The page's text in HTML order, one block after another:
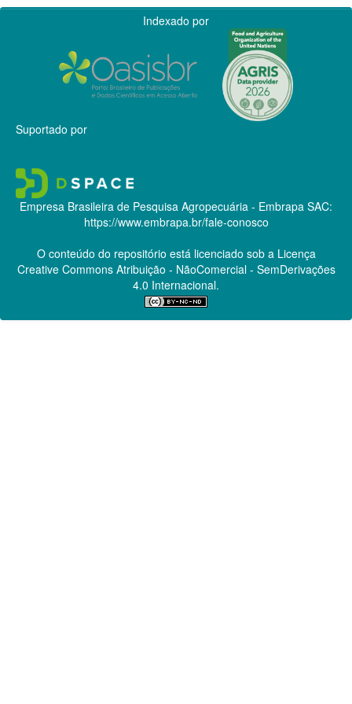
Indexado por
Suportado por
Empresa Brasileira de Pesquisa Agropecuária - Embrapa SAC:
https://www.embrapa.br/fale-conosco
O conteúdo do repositório está licenciado sob a Licença
Creative CommonsAtribuição - NãoComercial - SemDerivações
4.0 Internacional.